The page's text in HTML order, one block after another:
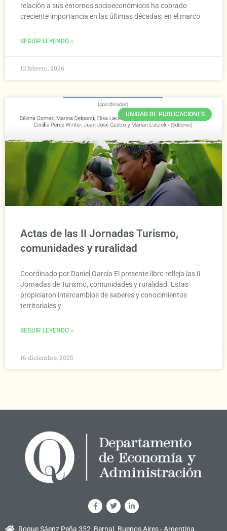
relación a sus entornos socioeconómicos ha cobrado
creciente importancia en las últimas décadas, en el marco
SEGUIR LEYENDO »
13 febrero, 2026
UNIDAD DE PUBLICACIONES
Actas de las II Jornadas Turismo,
comunidades y ruralidad
Coordinado por Daniel García El presente libro refleja las II
Jornadas de Turismo, comunidades y ruralidad. Estas
propiciaron intercambios de saberes y conocimientos
territoriales y
SEGUIR LEYENDO »
16 diciembre, 2025
Roque Sáenz Peña 352, Bernal. Buenos Aires - Argentina